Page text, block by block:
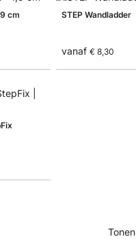
cm STEP Wandladder
vanaf € 8,30
Tonen